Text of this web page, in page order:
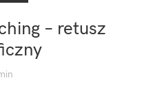
– retusz